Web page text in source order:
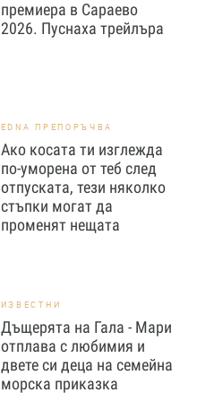
премиера в Сараево
2026. Пуснаха трейлъра
EDNA ПРЕПОРЪЧВА
Ако косата ти изглежда
по-уморена от теб след
отпуската, тези няколко
стъпки могат да
променят нещата
ИЗВЕСТНИ
Дъщерята на Гала - Мари
отплава с любимия и
двете си деца на семейна
морска приказка